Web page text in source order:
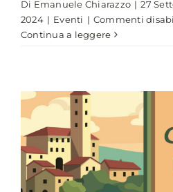
Di Emanuele Chiarazzo | 27
2024 | Eventi | Commenti
Continua a leggere